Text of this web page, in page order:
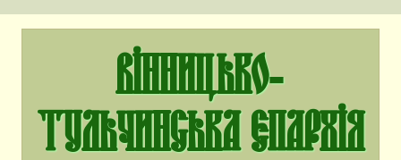
Вінницько-
Тульчинська єпархія